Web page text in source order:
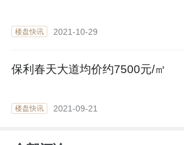
楼盘快讯 2021-10-29
保利春天大道均价约7500元/㎡
楼盘快讯 2021-09-21